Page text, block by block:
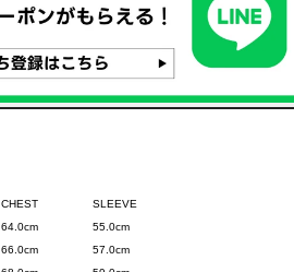
CHEST
SLEEVE
64.0cm 55.0cm
66.0cm
57.0cm